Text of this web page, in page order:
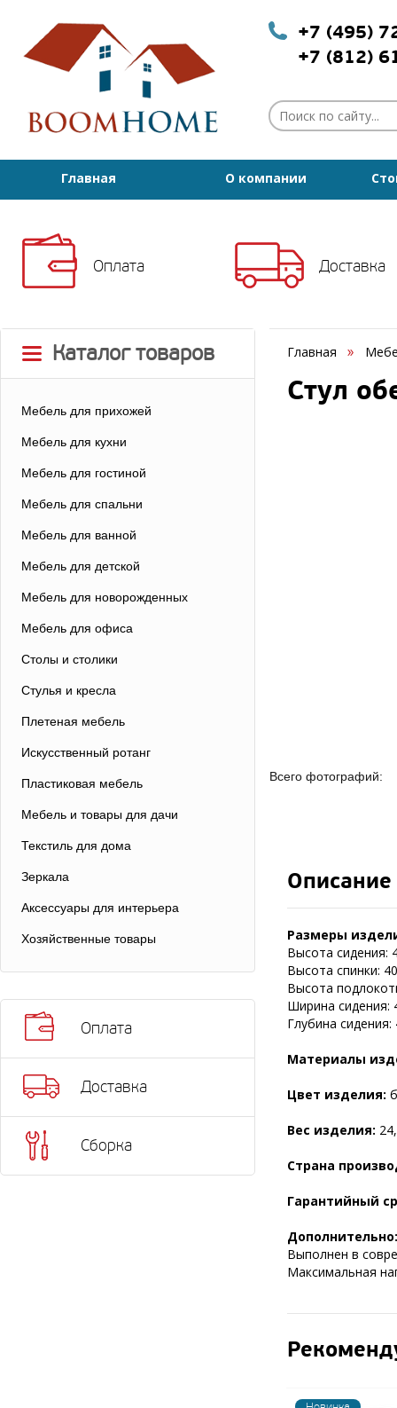
+7 (495)
+7 (812)
Главная О компании
Оплата Доставка
Каталог товаров
Мебель для прихожей
Мебель для кухни
Мебель для гостиной
Мебель для спальни
Мебель для ванной
Мебель для детской
Мебель для новорожденных
Мебель для офиса
Столы и столики
Стулья и кресла
Плетеная мебель
Искусственный ротанг
Пластиковая мебель
Мебель и товары для дачи
Текстиль для дома
Зеркала
Аксессуары для интерьера
Хозяйственные товары
Оплата
Доставка
Сборка
Главная
Стул
Всего фотографий:
Описание
Размеры
Высота сидения:
Высота спинки:
Высота
Ширина сидения:
Глубина сидения:
Материалы
Цвет изделия:
Вес изделия:
Страна
Гарантийный
Дополнительно:
Выполнен в
Максимальная